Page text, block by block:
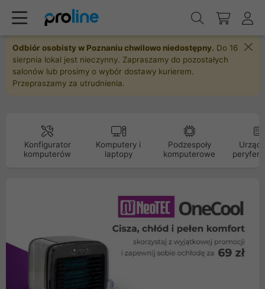
Odbiór osobisty w Poznaniu chwilowo niedostępny. Do 16
sierpnia lokal jest nieczynny. Zapraszamy do pozostałych
salonów lub prosimy o wybór dostawy kurierem.
Przepraszamy za utrudnienia.
Konfigurator
komputerów
Komputery i
laptopy
Podzespoły
komputerowe